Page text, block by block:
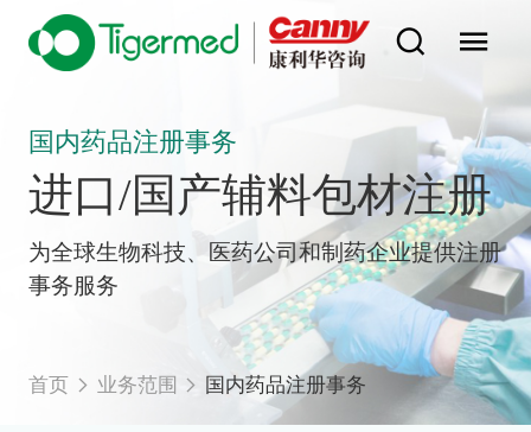
国内药品注册事务
进口/国产辅料包材注册
为全球生物科技、医药公司和制药企业提供注册
事务服务
首页 业务范围 国内药品注册事务